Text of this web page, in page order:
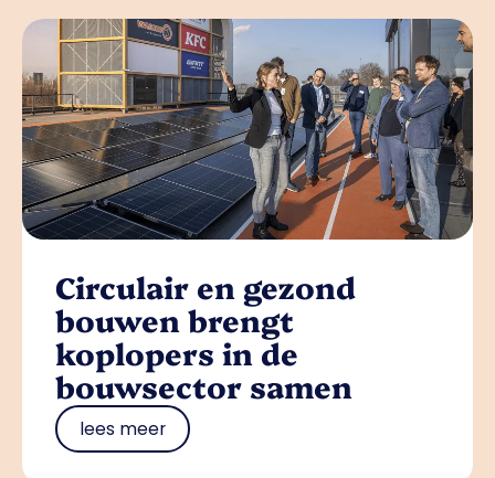
Circulair en gezond
bouwen brengt
koplopers in de
bouwsector samen
lees meer